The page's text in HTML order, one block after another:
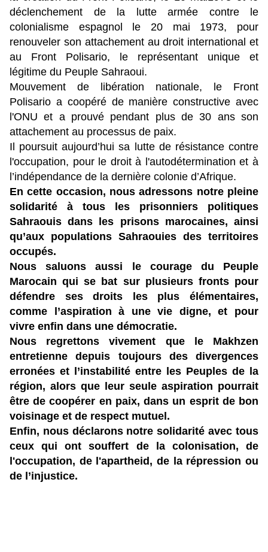
déclenchement de la lutte armée contre le
colonialisme espagnol le 20 mai 1973, pour
renouveler son attachement au droit international et
au Front Polisario, le représentant unique et
légitime du Peuple Sahraoui.
Mouvement de libération nationale, le Front
Polisario a coopéré de manière constructive avec
l'ONU et a prouvé pendant plus de 30 ans son
attachement au processus de paix.
Il poursuit aujourd’hui sa lutte de résistance contre
l'occupation, pour le droit à l'autodétermination et à
l’indépendance de la dernière colonie d’Afrique.
En cette occasion, nous adressons notre pleine
solidarité à tous les prisonniers politiques
Sahraouis dans les prisons marocaines, ainsi
qu’aux populations Sahraouies des territoires
occupés.
Nous saluons aussi le courage du Peuple
Marocain qui se bat sur plusieurs fronts pour
défendre ses droits les plus élémentaires,
comme l’aspiration à une vie digne, et pour
vivre enfin dans une démocratie.
Nous regrettons vivement que le Makhzen
entretienne depuis toujours des divergences
erronées et l’instabilité entre les Peuples de la
région, alors que leur seule aspiration pourrait
être de coopérer en paix, dans un esprit de bon
voisinage et de respect mutuel.
Enfin, nous déclarons notre solidarité avec tous
ceux qui ont souffert de la colonisation, de
l'occupation, de l'apartheid, de la répression ou
de l’injustice.